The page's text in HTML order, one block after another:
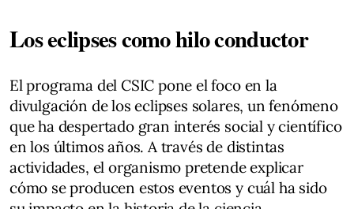
Los eclipses como hilo conductor
El programa del CSIC pone el foco en la
divulgación de los eclipses solares, un fenómeno
que ha despertado gran interés social y científico
en los últimos años. A través de distintas
actividades, el organismo pretende explicar
cómo se producen estos eventos y cuál ha sido